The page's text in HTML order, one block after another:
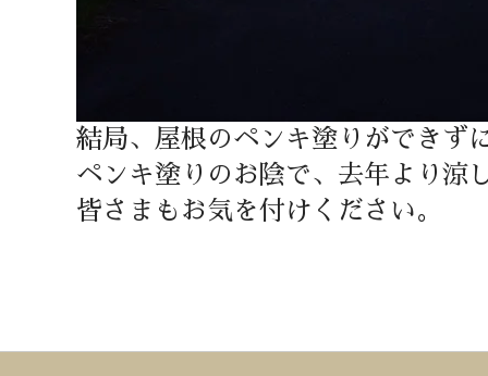
結局、屋根のペンキ塗りができず
ペンキ塗りのお陰で、去年より涼
皆さまもお気を付けください。